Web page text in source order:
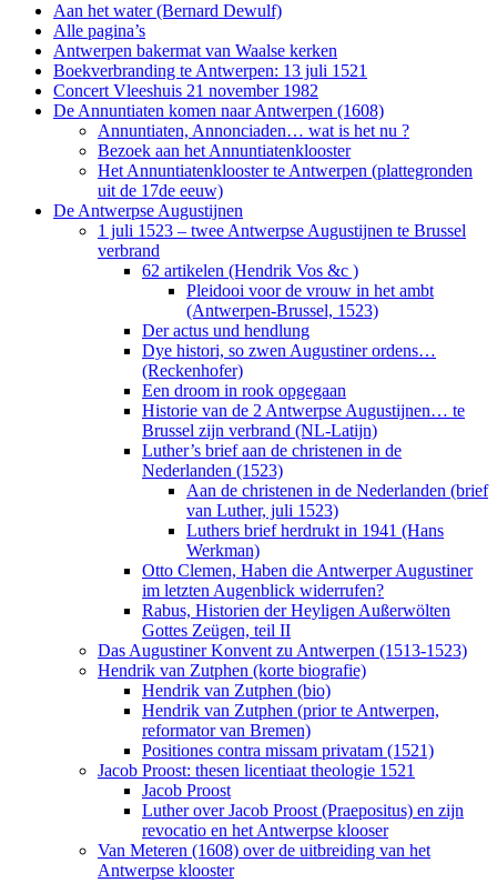
Aan het water (Bernard Dewulf)
Alle pagina’s
Antwerpen bakermat van Waalse kerken
Boekverbranding te Antwerpen: 13 juli 1521
Concert Vleeshuis 21 november 1982
De Annuntiaten komen naar Antwerpen (1608)
Annuntiaten, Annonciaden… wat is het nu ?
Bezoek aan het Annuntiatenklooster
Het Annuntiatenklooster te Antwerpen (plattegronden
uit de 17de eeuw)
De Antwerpse Augustijnen
1 juli 1523 – twee Antwerpse Augustijnen te Brussel
verbrand
62 artikelen (Hendrik Vos &c )
Pleidooi voor de vrouw in het ambt
(Antwerpen-Brussel, 1523)
Der actus und hendlung
Dye histori, so zwen Augustiner ordens…
(Reckenhofer)
Een droom in rook opgegaan
Historie van de 2 Antwerpse Augustijnen… te
Brussel zijn verbrand (NL-Latijn)
Luther’s brief aan de christenen in de
Nederlanden (1523)
Aan de christenen in de Nederlanden (brief
van Luther, juli 1523)
Luthers brief herdrukt in 1941 (Hans
Werkman)
Otto Clemen, Haben die Antwerper Augustiner
im letzten Augenblick widerrufen?
Rabus, Historien der Heyligen Außerwölten
Gottes Zeügen, teil II
Das Augustiner Konvent zu Antwerpen (1513-1523)
Hendrik van Zutphen (korte biografie)
Hendrik van Zutphen (bio)
Hendrik van Zutphen (prior te Antwerpen,
reformator van Bremen)
Positiones contra missam privatam (1521)
Jacob Proost: thesen licentiaat theologie 1521
Jacob Proost
Luther over Jacob Proost (Praepositus) en zijn
revocatio en het Antwerpse klooser
Van Meteren (1608) over de uitbreiding van het
Antwerpse klooster